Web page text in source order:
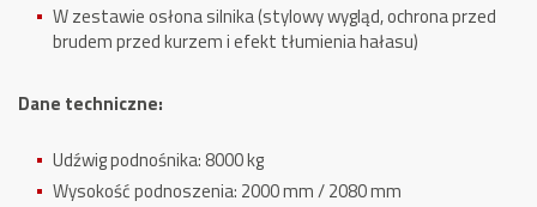
W zestawie osłona silnika (stylowy wygląd, ochrona przed
brudem przed kurzem i efekt tłumienia hałasu)
Dane techniczne:
Udźwig podnośnika: 8000 kg
Wysokość podnoszenia: 2000 mm / 2080 mm